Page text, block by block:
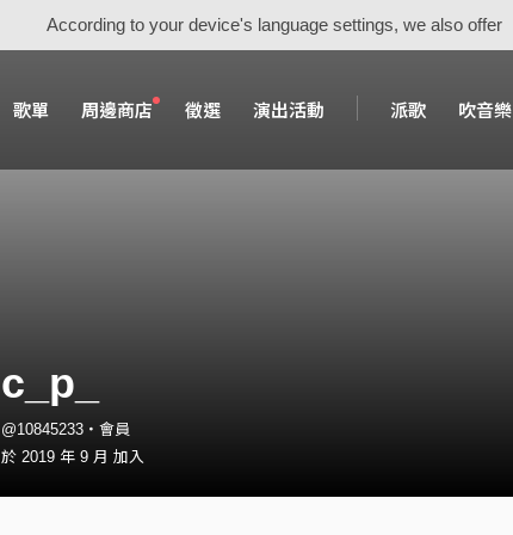
According to your device's language settings, we also offer
歌單 周邊商店 徵選 演出活動 派歌 吹音樂
c_p_
@10845233・會員
於 2019 年 9 月 加入